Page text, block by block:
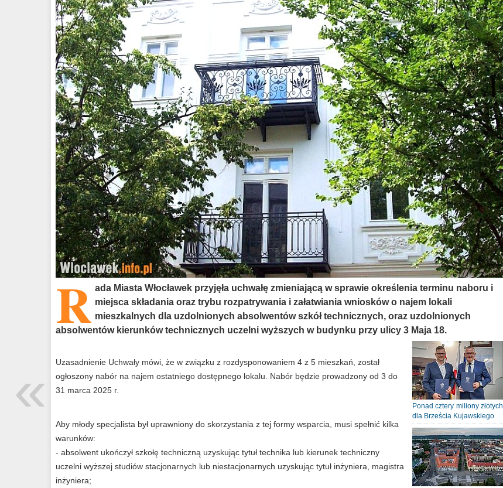
R ada Miasta Włocławek przyjęła uchwałę zmieniającą w sprawie określenia terminu naboru i
miejsca składania oraz trybu rozpatrywania i załatwiania wniosków o najem lokali
mieszkalnych dla uzdolnionych absolwentów szkół technicznych, oraz uzdolnionych
absolwentów kierunków technicznych uczelni wyższych w budynku przy ulicy 3 Maja 18.
Ponad cztery miliony złotych
dla Brześcia Kujawskiego
Uzasadnienie Uchwały mówi, że w związku z rozdysponowaniem 4 z 5 mieszkań, został
ogłoszony nabór na najem ostatniego dostępnego lokalu. Nabór będzie prowadzony od 3 do
31 marca 2025 r.
Aby młody specjalista był uprawniony do skorzystania z tej formy wsparcia, musi spełnić kilka
warunków:
- absolwent ukończył szkołę techniczną uzyskując tytuł technika lub kierunek techniczny
uczelni wyższej studiów stacjonarnych lub niestacjonarnych uzyskując tytuł inżyniera, magistra
inżyniera;
«